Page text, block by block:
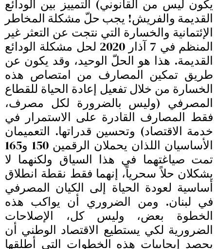
يكون ليس من القانوني) التمييز بين الودائع
القديمة والفريش! يجب حلّ مشكلة المخاطر
الإئتمانية والخسارة ‏التي نتجت عن التعثر غير
المنظم في 7 آذار 2020 لحل مشكلة الودائع
القديمة. هذا هو الحلّ الوحيد، وقد يكون عن
طريق تمكين المصارف من امتصاص هذه
الخسارة من خلال تفعيل إعادة الحياة للقطاع
المصرفي (وليس بالضرورة لكل مصرف،
فقط المصارف القادرة على الاستمرار في
خدمة الاقتصاد) وتحسين قدراتها. التعميمان
الأساسيان اللذان يحملان الرقمين 150 و165
تمت صياغتهما في هذا السياق ولكنهما لا
يشكلان حلاً سحرياً، إنهما فقط نقطة انطلاق
أساسية لعودة الحياة إلى الكيان المصرفي
في لبنان. ومن الضروري أن يواكب هذه
الخطوة بعض، وليس كل، الإصلاحات
الضرورية لكي يستطيع الاقتصاد الوطني أن
يحصد إيجابيات هذه الخطوات التي أطلقها